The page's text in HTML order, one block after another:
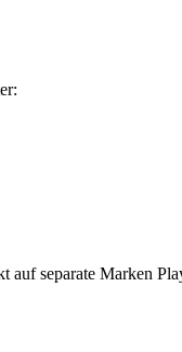
auf separate Marken